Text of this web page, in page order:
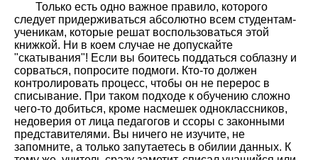
Только есть одно важное правило, которого
следует придерживаться абсолютно всем студентам-
ученикам, которые решат воспользоваться этой
книжкой. Ни в коем случае не допускайте
"скатывания"! Если вы боитесь поддаться соблазну и
сорваться, попросите подмоги. Кто-то должен
контролировать процесс, чтобы он не перерос в
списывание. При таком подходе к обучению сложно
чего-то добиться, кроме насмешек одноклассников,
недоверия от лица педагогов и ссоры с законными
представителями. Вы ничего не изучите, не
запомните, а только запутаетесь в обилии данных. К